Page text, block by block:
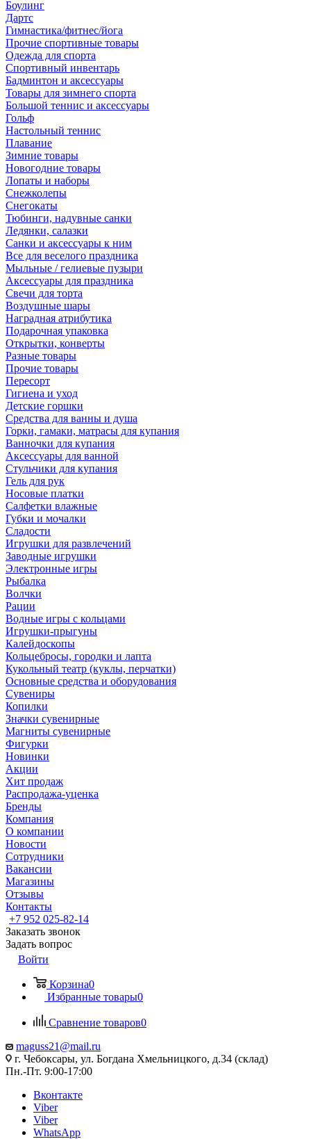
Боулинг
Дартс
Гимнастика/фитнес/йога
Прочие спортивные товары
Одежда для спорта
Спортивный инвентарь
Бадминтон и аксессуары
Товары для зимнего спорта
Большой теннис и аксессуары
Гольф
Настольный теннис
Плавание
Зимние товары
Новогодние товары
Лопаты и наборы
Снежколепы
Снегокаты
Тюбинги, надувные санки
Ледянки, салазки
Санки и аксессуары к ним
Все для веселого праздника
Мыльные / гелиевые пузыри
Аксессуары для праздника
Свечи для торта
Воздушные шары
Наградная атрибутика
Подарочная упаковка
Открытки, конверты
Разные товары
Прочие товары
Пересорт
Гигиена и уход
Детские горшки
Средства для ванны и душа
Горки, гамаки, матрасы для купания
Ванночки для купания
Аксессуары для ванной
Стульчики для купания
Гель для рук
Носовые платки
Салфетки влажные
Губки и мочалки
Сладости
Игрушки для развлечений
Заводные игрушки
Электронные игры
Рыбалка
Волчки
Рации
Водные игры с кольцами
Игрушки-прыгуны
Калейдоскопы
Кольцебросы, городки и лапта
Кукольный театр (куклы, перчатки)
Основные средства и оборудования
Сувениры
Копилки
Значки сувенирные
Магниты сувенирные
Фигурки
Новинки
Акции
Хит продаж
Распродажа-уценка
Бренды
Компания
О компании
Новости
Сотрудники
Вакансии
Магазины
Отзывы
Контакты
+7 952 025-82-14
Заказать звонок
Задать вопрос
Войти
Корзина0
Избранные товары0
Сравнение товаров0
maguss21@mail.ru
г. Чебоксары, ул. Богдана Хмельницкого, д.34 (склад)
Пн.-Пт. 9:00-17:00
Вконтакте
Viber
Viber
WhatsApp